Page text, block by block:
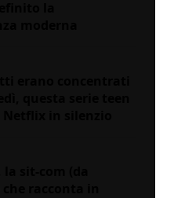
erano concentrati
questa serie teen
sit-com (da
racconta in